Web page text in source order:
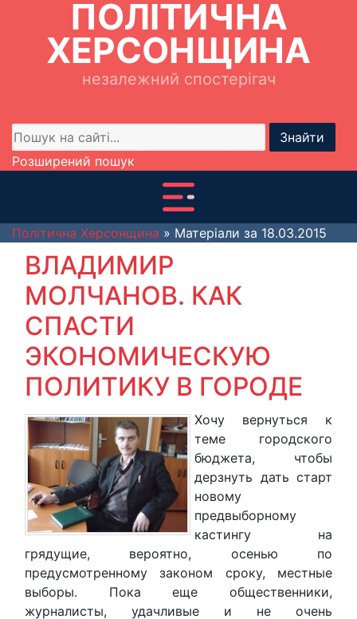
ПОЛІТИЧНА
ХЕРСОНЩИНА
незалежний спостерігач
Знайти
Розширений пошук
Політична Херсонщина » Матеріали за 18.03.2015
ВЛАДИМИР
МОЛЧАНОВ. КАК
СПАСТИ
ЭКОНОМИЧЕСКУЮ
ПОЛИТИКУ В ГОРОДЕ
Хочу вернуться к
теме городского
бюджета, чтобы
дерзнуть дать старт
новому
предвыборному
кастингу на
грядущие, вероятно, осенью по
предусмотренному законом сроку, местные
выборы. Пока еще общественники,
журналисты, удачливые и не очень